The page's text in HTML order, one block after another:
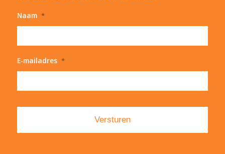
Naam *
E-mailadres *